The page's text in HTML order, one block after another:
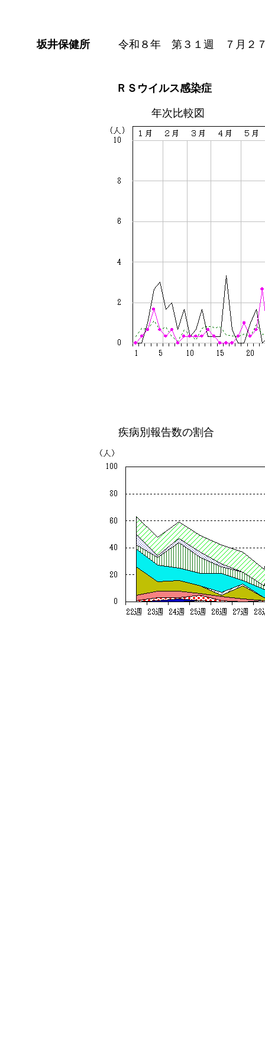
坂井保健所 令和８年 第３１週 ７月２
ＲＳウイルス感染症
年次比較図
疾病別報告数の割合